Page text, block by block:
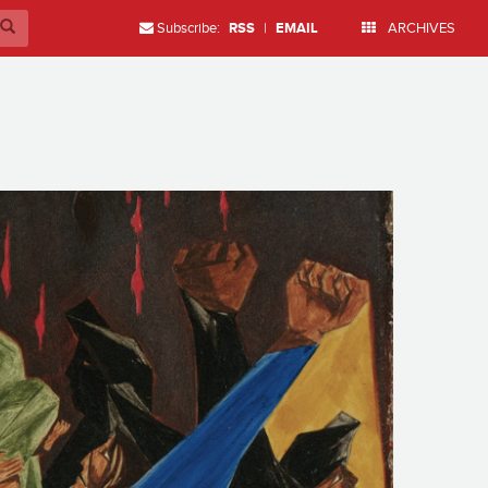
Subscribe: RSS | EMAIL ARCHIVES